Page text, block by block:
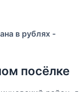
кинотеатр с
спа зона: сауна,
столовая,
комната,
втором этаже:
в рублях -
посёлке